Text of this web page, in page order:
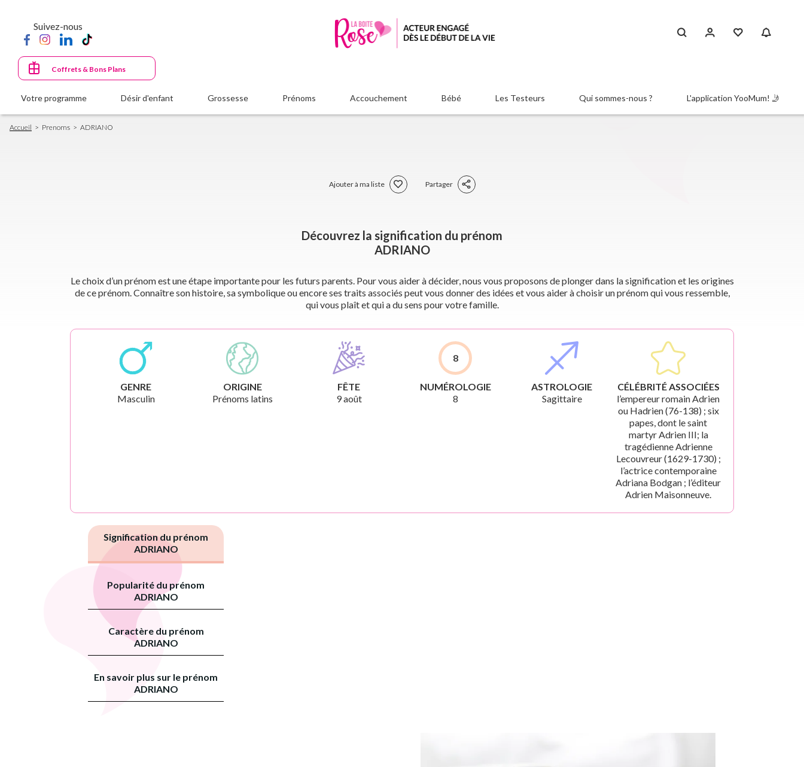
principal
Suivez-nous
Coffrets & Bons Plans
Votre programme Désir d'enfant Grossesse Prénoms Accouchement Bébé Les Testeurs Qui sommes-nous ? L'application YooMum! 🤳
Fil
d'Ariane
Accueil Prenoms ADRIANO
Ajouter à ma liste Partager
Découvrez la signification du prénom
ADRIANO
Le choix d’un prénom est une étape importante pour les futurs parents. Pour vous aider à décider, nous vous proposons de plonger dans la signification et les origines
de ce prénom. Connaître son histoire, sa symbolique ou encore ses traits associés peut vous donner des idées et vous aider à choisir un prénom qui vous ressemble,
qui vous plaît et qui a du sens pour votre famille.
GENRE
Masculin
ORIGINE
Prénoms latins
FÊTE
9 août
8
NUMÉROLOGIE
8
ASTROLOGIE
Sagittaire
CÉLÉBRITÉ ASSOCIÉES
l’empereur romain Adrien
ou Hadrien (76-138) ; six
papes, dont le saint
martyr Adrien III; la
tragédienne Adrienne
Lecouvreur (1629-1730) ;
l’actrice contemporaine
Adriana Bodgan ; l’éditeur
Adrien Maisonneuve.
Signification du prénom
ADRIANO
Popularité du prénom
ADRIANO
Caractère du prénom
ADRIANO
En savoir plus sur le prénom
ADRIANO